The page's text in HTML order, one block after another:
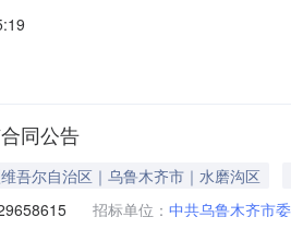
基本概况：七、其它事项：无八、联系
同公告
吾尔自治区｜乌鲁木齐市｜水磨沟区
招标单位： 中共乌鲁木齐市